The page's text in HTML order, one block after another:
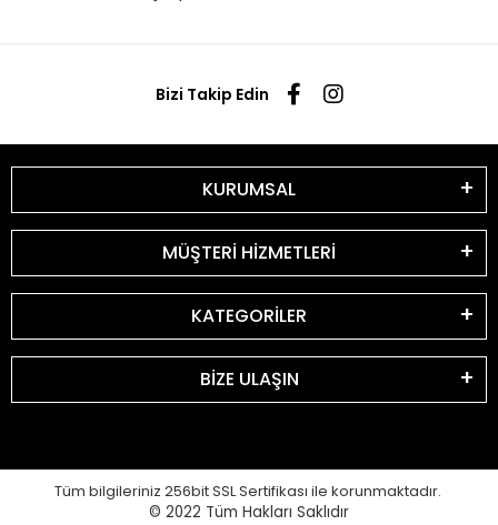
Bizi Takip Edin
KURUMSAL
MÜŞTERİ HİZMETLERİ
KATEGORİLER
BİZE ULAŞIN
Tüm bilgileriniz 256bit SSL Sertifikası ile korunmaktadır.
© 2022 Tüm Hakları Saklıdır